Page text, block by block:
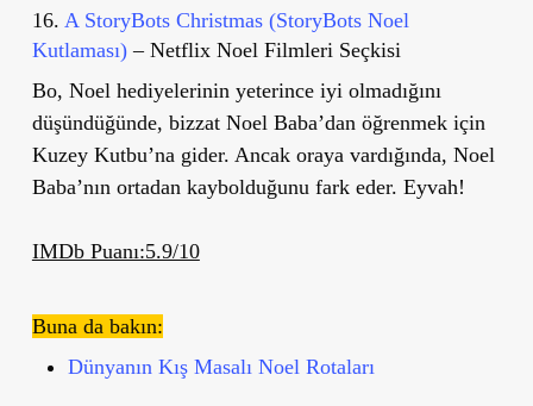
16. A StoryBots Christmas (StoryBots Noel
Kutlaması)– Netflix Noel Filmleri Seçkisi
Bo, Noel hediyelerinin yeterince iyi olmadığını
düşündüğünde, bizzat Noel Baba’dan öğrenmek için
Kuzey Kutbu’na gider. Ancak oraya vardığında, Noel
Baba’nın ortadan kaybolduğunu fark eder. Eyvah!
IMDb Puanı:5.9/10
Buna da bakın:
Dünyanın Kış Masalı Noel Rotaları